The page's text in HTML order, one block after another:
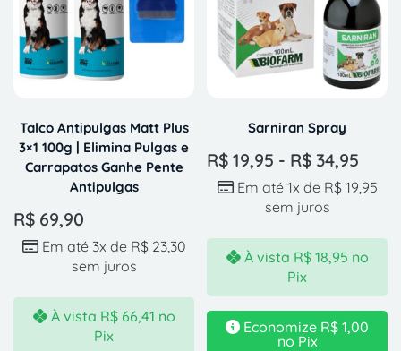
Talco Antipulgas Matt Plus
3×1 100g | Elimina Pulgas e
Carrapatos Ganhe Pente
Antipulgas
R$ 69,90
Em até 3x de R$23,30
sem juros
À vista R$66,41 no
Pix
Sarniran Spray
R$ 19,95 - R$ 34,95
Em até 1x de R$19,95
sem juros
À vista R$18,95 no
Pix
Economize R$ 1,00
no Pix